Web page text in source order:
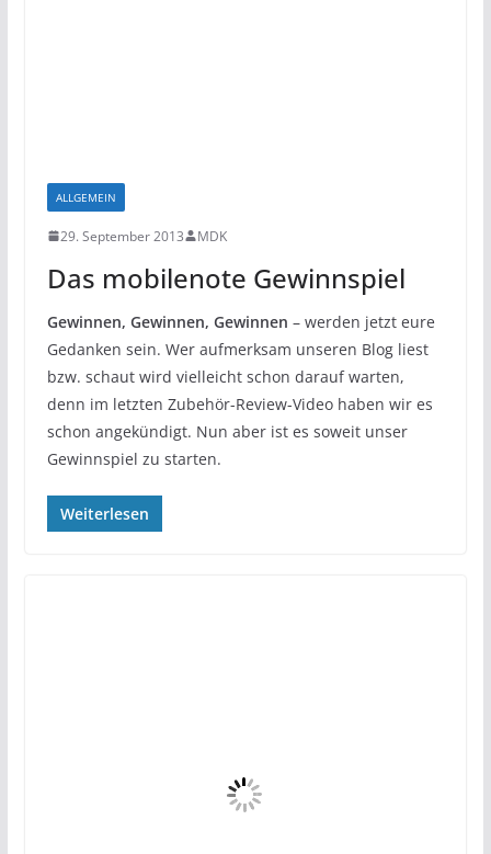
ALLGEMEIN
29. September 2013 MDK
Das mobilenote Gewinnspiel
Gewinnen, Gewinnen, Gewinnen – werden jetzt eure
Gedanken sein. Wer aufmerksam unseren Blog liest
bzw. schaut wird vielleicht schon darauf warten,
denn im letzten Zubehör-Review-Video haben wir es
schon angekündigt. Nun aber ist es soweit unser
Gewinnspiel zu starten.
Weiterlesen